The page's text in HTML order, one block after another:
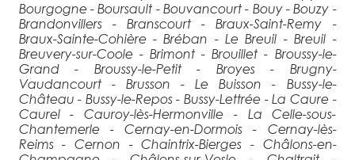
Bourgogne - Boursault - Bouvancourt - Bouy - Bouzy -
Brandonvillers - Branscourt - Braux-Saint-Remy -
Braux-Sainte-Cohière - Bréban - Le Breuil - Breuil -
Breuvery-sur-Coole - Brimont - Brouillet - Broussy-le-
Grand - Broussy-le-Petit - Broyes - Brugny-
Vaudancourt - Brusson - Le Buisson - Bussy-le-
Château - Bussy-le-Repos - Bussy-Lettrée - La Caure -
Caurel - Cauroy-lès-Hermonville - La Celle-sous-
Chantemerle - Cernay-en-Dormois - Cernay-lès-
Reims - Cernon - Chaintrix-Bierges - Châlons-en-